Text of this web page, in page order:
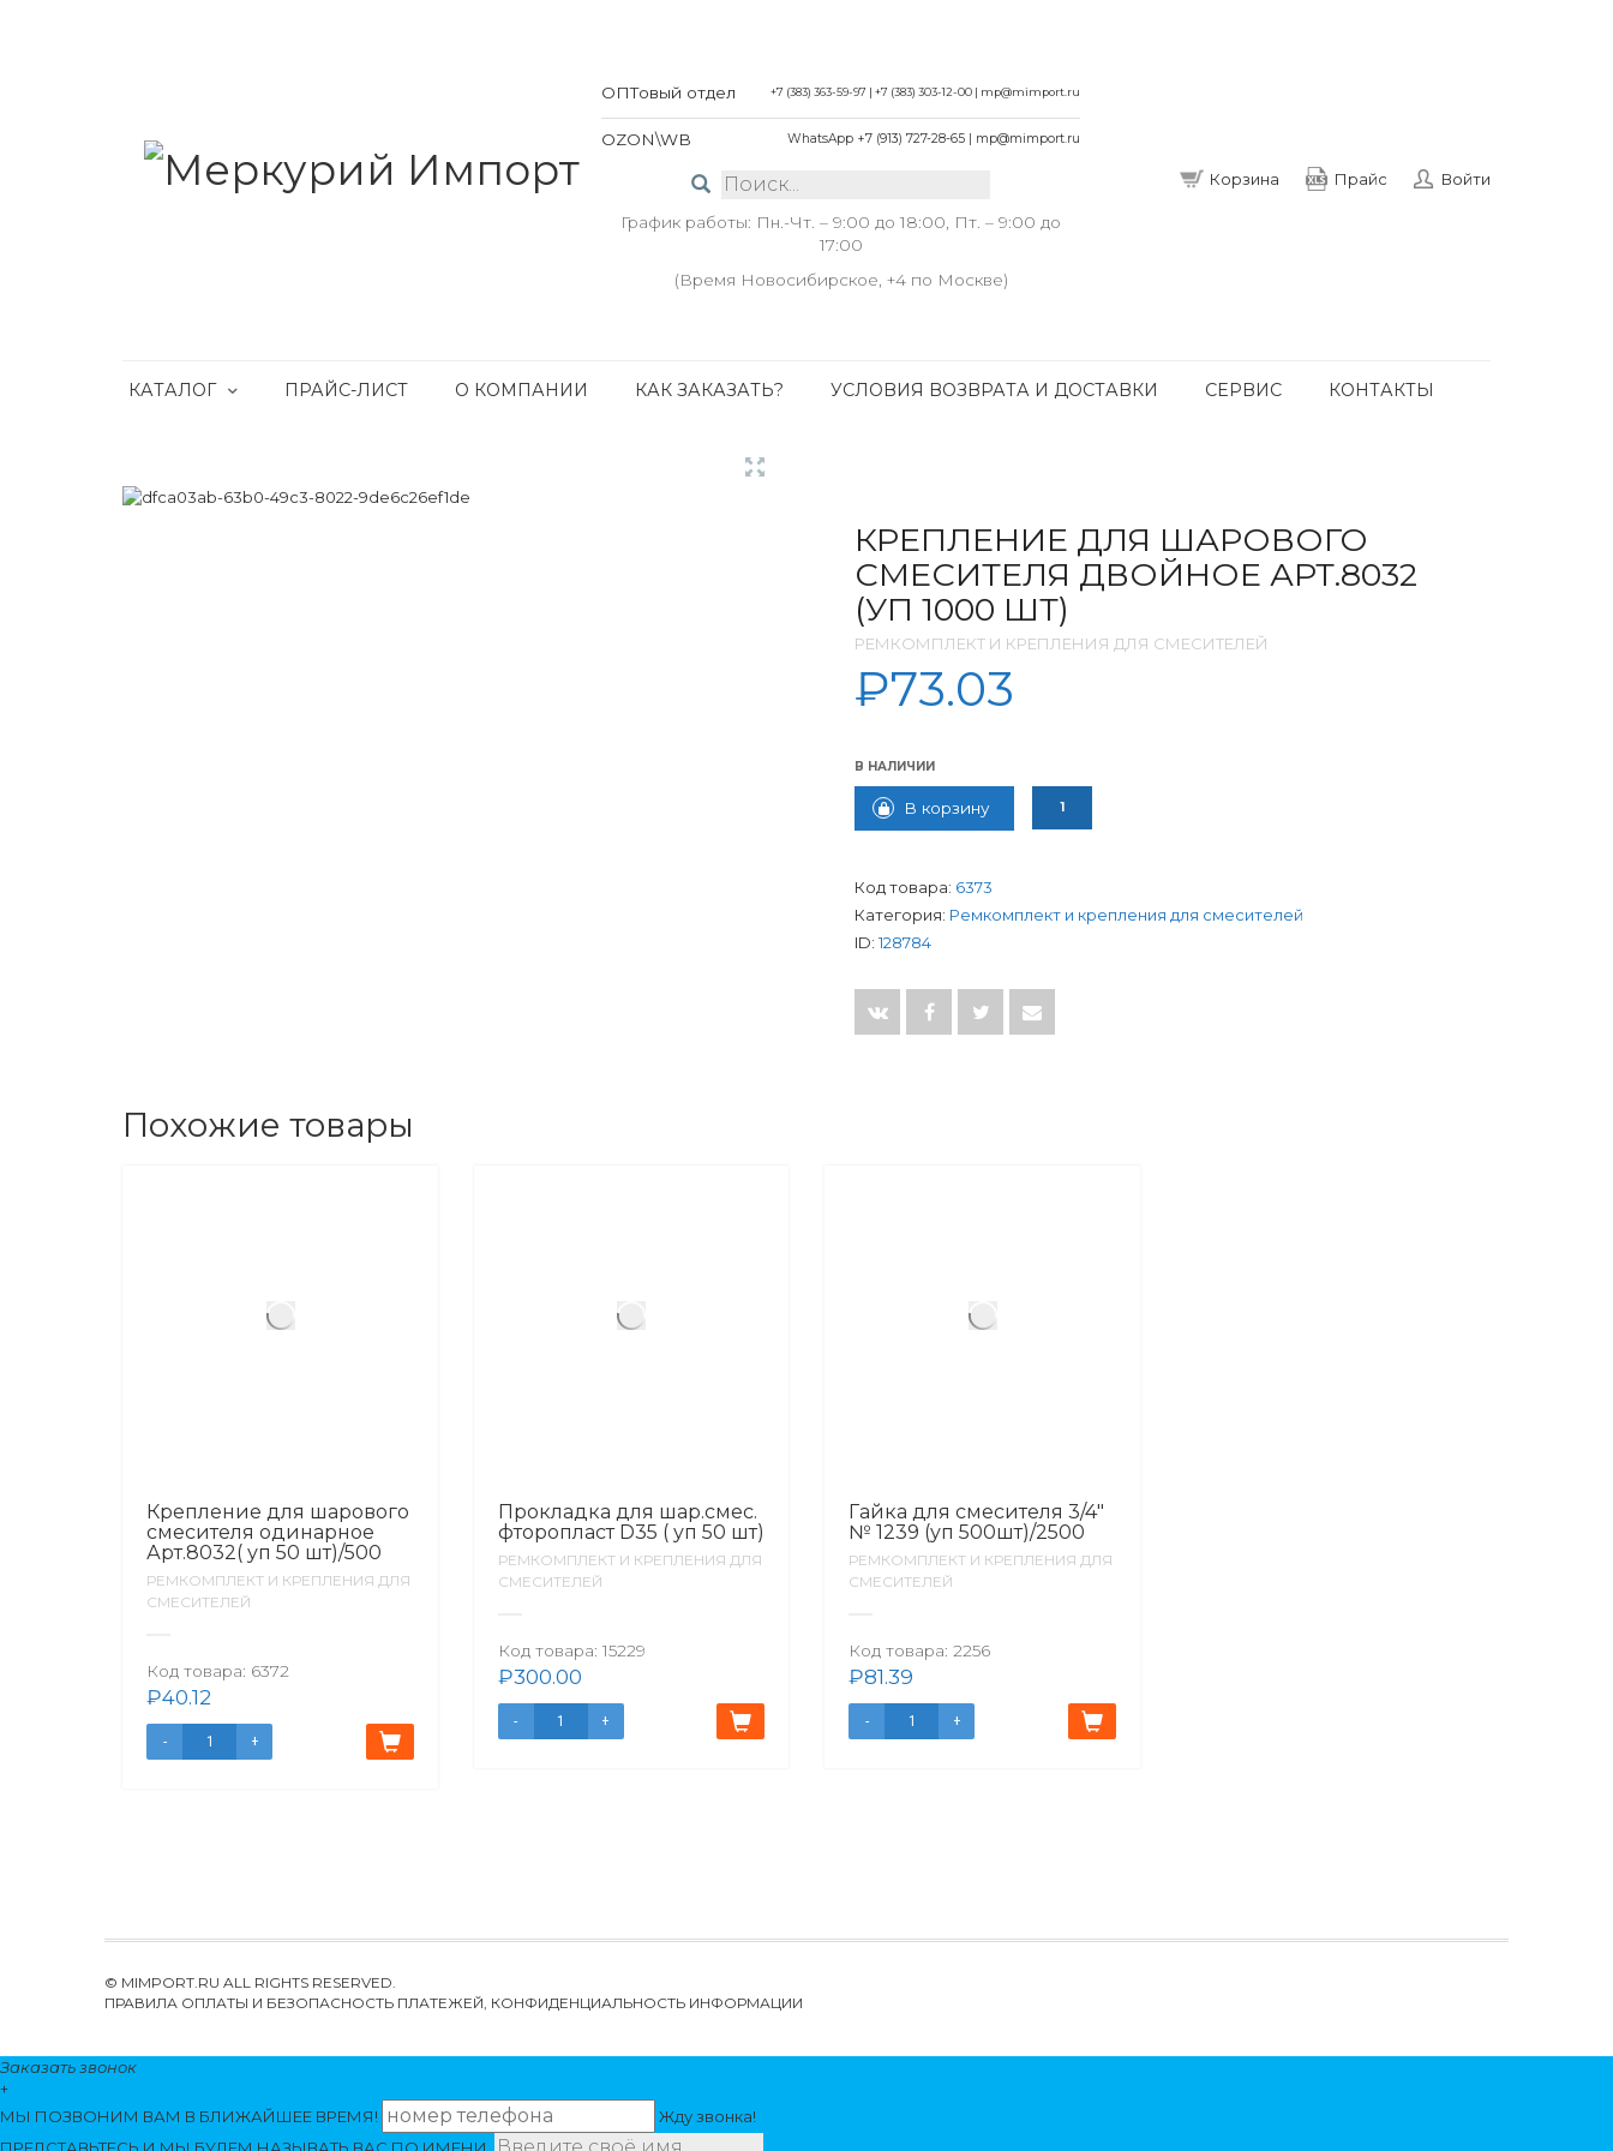
ОПТовый отдел +7 (383) 363-59-97 | +7 (383) 303-12-00 | mp@mimport.ru
OZON\WB WhatsApp +7 (913) 727-28-65 | mp@mimport.ru
График работы: Пн.-Чт. – 9:00 до 18:00, Пт. – 9:00 до
17:00
(Время Новосибирское, +4 по Москве)
Корзина Прайс Войти
КАТАЛОГ ПРАЙС-ЛИСТ О КОМПАНИИ КАК ЗАКАЗАТЬ? УСЛОВИЯ ВОЗВРАТА И ДОСТАВКИ СЕРВИС КОНТАКТЫ
КРЕПЛЕНИЕ ДЛЯ ШАРОВОГО
СМЕСИТЕЛЯ ДВОЙНОЕ АРТ.8032
(УП 1000 ШТ)
РЕМКОМПЛЕКТ И КРЕПЛЕНИЯ ДЛЯ СМЕСИТЕЛЕЙ
₽73.03
В НАЛИЧИИ
В корзину
Код товара: 6373
Категория: Ремкомплект и крепления для смесителей
ID: 128784
Похожие товары
Крепление для шарового
смесителя одинарное
Арт.8032( уп 50 шт)/500
РЕМКОМПЛЕКТ И КРЕПЛЕНИЯ ДЛЯ
СМЕСИТЕЛЕЙ
Код товара: 6372
₽40.12
Прокладка для шар.смес.
фторопласт D35 ( уп 50 шт)
РЕМКОМПЛЕКТ И КРЕПЛЕНИЯ ДЛЯ
СМЕСИТЕЛЕЙ
Код товара: 15229
₽300.00
Гайка для смесителя 3/4″
№ 1239 (уп 500шт)/2500
РЕМКОМПЛЕКТ И КРЕПЛЕНИЯ ДЛЯ
СМЕСИТЕЛЕЙ
Код товара: 2256
₽81.39
© MIMPORT.RU ALL RIGHTS RESERVED.
ПРАВИЛА ОПЛАТЫ И БЕЗОПАСНОСТЬ ПЛАТЕЖЕЙ, КОНФИДЕНЦИАЛЬНОСТЬ ИНФОРМАЦИИ
Заказать звонок
+
МЫ ПОЗВОНИМ ВАМ В БЛИЖАЙШЕЕ ВРЕМЯ!
Жду звонка!
ПРЕДСТАВЬТЕСЬ И МЫ БУДЕМ НАЗЫВАТЬ ВАС ПО ИМЕНИ.